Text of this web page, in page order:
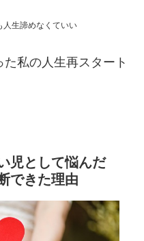
人生諦めなくていい
私の人生再スタート
児として悩んだ
できた理由